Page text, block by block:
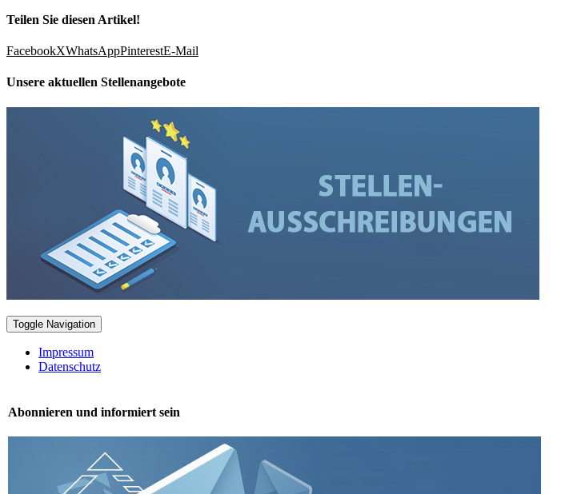
Teilen Sie diesen Artikel!
FacebookXWhatsAppPinterestE-Mail
Unsere aktuellen Stellenangebote
Toggle Navigation
Impressum
Datenschutz
Abonnieren und informiert sein